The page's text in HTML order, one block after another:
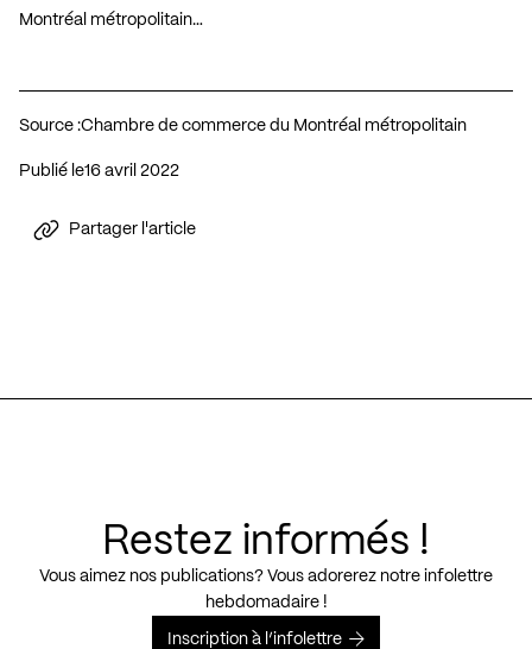
Montréal métropolitain…
Source :Chambre de commerce du Montréal métropolitain
Publié le 16 avril 2022
Partager l'article
Restez informés !
Vous aimez nos publications? Vous adorerez notre infolettre
hebdomadaire !
Inscription à l’infolettre